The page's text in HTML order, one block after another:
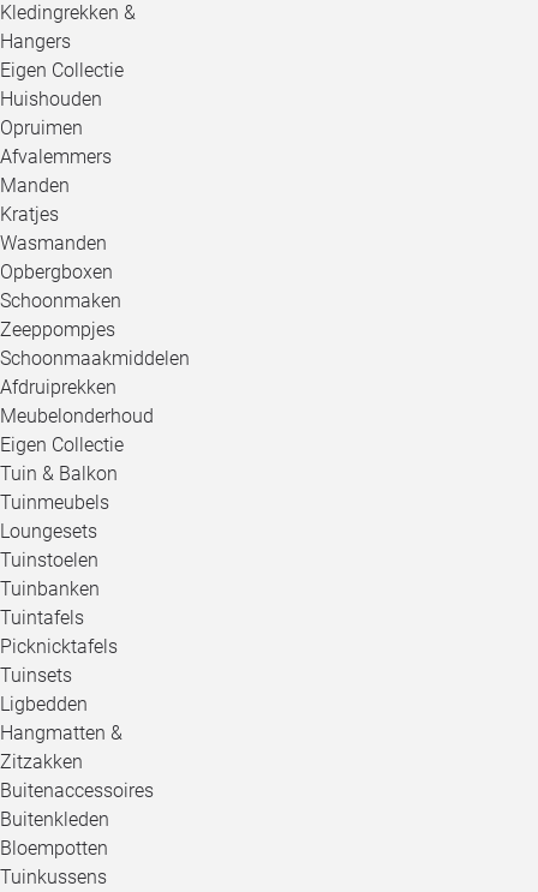
Kledingrekken &
Hangers
Eigen Collectie
Huishouden
Opruimen
Afvalemmers
Manden
Kratjes
Wasmanden
Opbergboxen
Schoonmaken
Zeeppompjes
Schoonmaakmiddelen
Afdruiprekken
Meubelonderhoud
Eigen Collectie
Tuin & Balkon
Tuinmeubels
Loungesets
Tuinstoelen
Tuinbanken
Tuintafels
Picknicktafels
Tuinsets
Ligbedden
Hangmatten &
Zitzakken
Buitenaccessoires
Buitenkleden
Bloempotten
Tuinkussens